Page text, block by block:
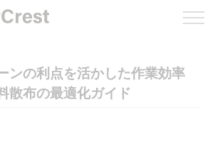
ンの利点を活かした作業効率
散布の最適化ガイド